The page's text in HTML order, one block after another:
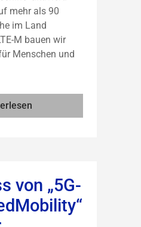
mehr als 90
im Land
M bauen wir
Menschen und
von „5G-